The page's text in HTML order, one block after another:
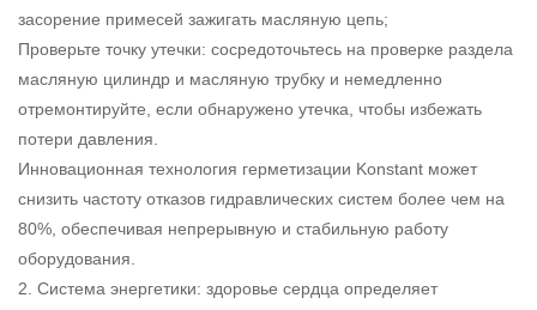
засорение примесей зажигать масляную цепь;
Проверьте точку утечки: сосредоточьтесь на проверке раздела
масляную цилиндр и масляную трубку и немедленно
отремонтируйте, если обнаружено утечка, чтобы избежать
потери давления.
Инновационная технология герметизации Konstant может
снизить частоту отказов гидравлических систем более чем на
80%, обеспечивая непрерывную и стабильную работу
оборудования.
2. Система энергетики: здоровье сердца определяет